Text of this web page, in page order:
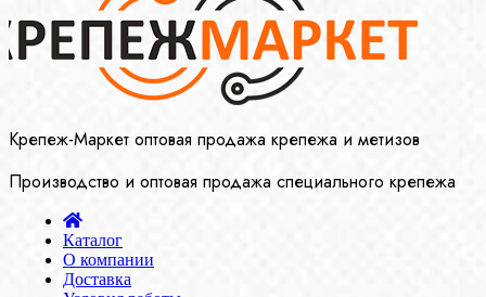
Крепеж-Маркет оптовая продажа крепежа и метизов
Производство и оптовая продажа специального крепежа
Каталог
О компании
Доставка